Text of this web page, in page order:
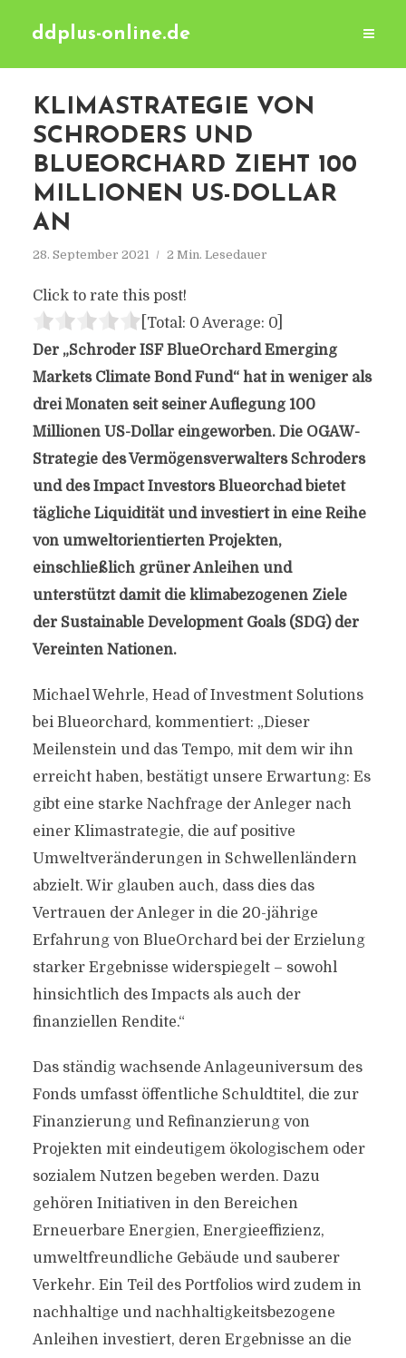
ddplus-online.de
KLIMASTRATEGIE VON
SCHRODERS UND
BLUEORCHARD ZIEHT 100
MILLIONEN US-DOLLAR
AN
28. September 2021 2 Min. Lesedauer
Click to rate this post!
[Total: 0 Average: 0]
Der „Schroder ISF BlueOrchard Emerging
Markets Climate Bond Fund“ hat in weniger als
drei Monaten seit seiner Auflegung 100
Millionen US-Dollar eingeworben. Die OGAW-
Strategie des Vermögensverwalters Schroders
und des Impact Investors Blueorchad bietet
tägliche Liquidität und investiert in eine Reihe
von umweltorientierten Projekten,
einschließlich grüner Anleihen und
unterstützt damit die klimabezogenen Ziele
der Sustainable Development Goals (SDG) der
Vereinten Nationen.
Michael Wehrle, Head of Investment Solutions
bei Blueorchard, kommentiert: „Dieser
Meilenstein und das Tempo, mit dem wir ihn
erreicht haben, bestätigt unsere Erwartung: Es
gibt eine starke Nachfrage der Anleger nach
einer Klimastrategie, die auf positive
Umweltveränderungen in Schwellenländern
abzielt. Wir glauben auch, dass dies das
Vertrauen der Anleger in die 20-jährige
Erfahrung von BlueOrchard bei der Erzielung
starker Ergebnisse widerspiegelt – sowohl
hinsichtlich des Impacts als auch der
finanziellen Rendite.“
Das ständig wachsende Anlageuniversum des
Fonds umfasst öffentliche Schuldtitel, die zur
Finanzierung und Refinanzierung von
Projekten mit eindeutigem ökologischem oder
sozialem Nutzen begeben werden. Dazu
gehören Initiativen in den Bereichen
Erneuerbare Energien, Energieeffizienz,
umweltfreundliche Gebäude und sauberer
Verkehr. Ein Teil des Portfolios wird zudem in
nachhaltige und nachhaltigkeitsbezogene
Anleihen investiert, deren Ergebnisse an die